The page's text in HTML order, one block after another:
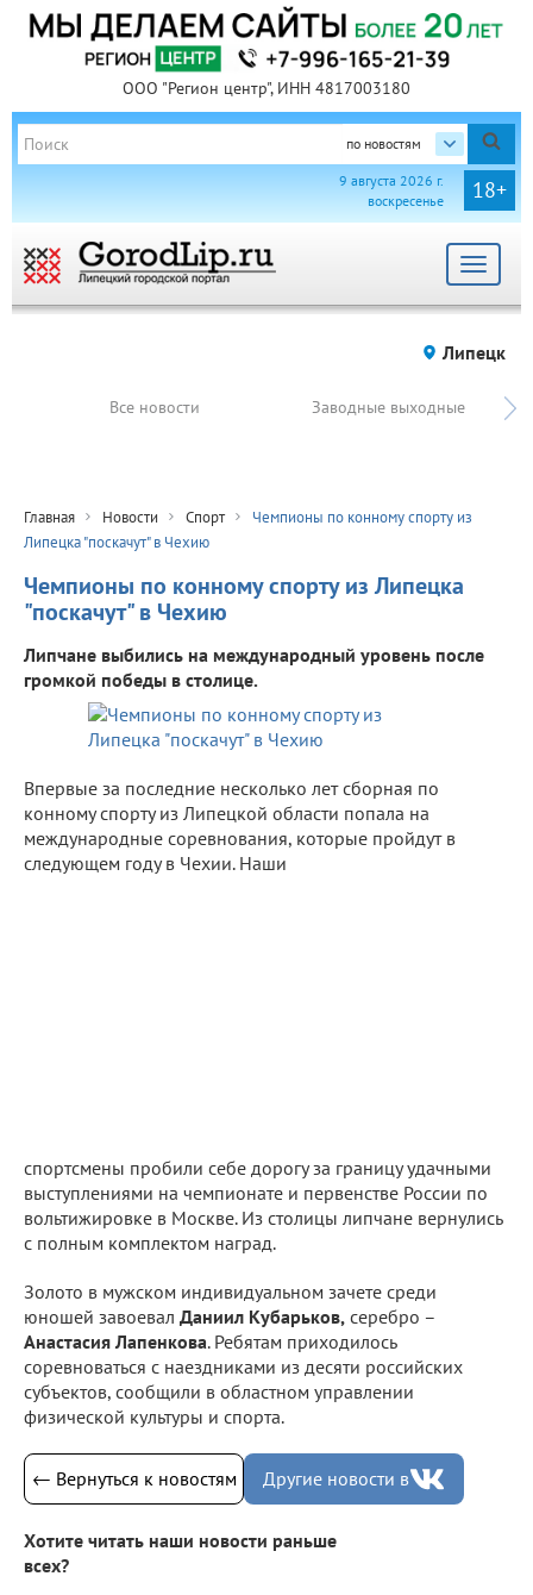
ООО "Регион центр", ИНН 4817003180
по новостям
18+
9 августа 2026 г.
воскресенье
Toggle
Липецк
Все новости Заводные выходные
Главная Новости Спорт
Чемпионы по конному спорту из
Липецка "поскачут" в Чехию
Чемпионы по конному спорту из Липецка
"поскачут" в Чехию
Липчане выбились на международный уровень после
громкой победы в столице.
Впервые за последние несколько лет сборная по
конному спорту из Липецкой области попала на
международные соревнования, которые пройдут в
следующем году в Чехии. Наши
спортсмены пробили себе дорогу за границу удачными
выступлениями на чемпионате и первенстве России по
вольтижировке в Москве. Из столицы липчане вернулись
с полным комплектом наград.
Золото в мужском индивидуальном зачете среди
юношей завоевал Даниил Кубарьков, серебро –
Анастасия Лапенкова. Ребятам приходилось
соревноваться с наездниками из десяти российских
субъектов, сообщили в областном управлении
физической культуры и спорта.
← Вернуться к новостям Другие новости в
Хотите читать наши новости раньше
всех?